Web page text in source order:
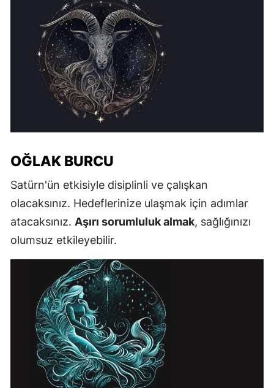
OĞLAK BURCU
Satürn'ün etkisiyle disiplinli ve çalışkan
olacaksınız. Hedeflerinize ulaşmak için adımlar
atacaksınız. Aşırı sorumluluk almak, sağlığınızı
olumsuz etkileyebilir.